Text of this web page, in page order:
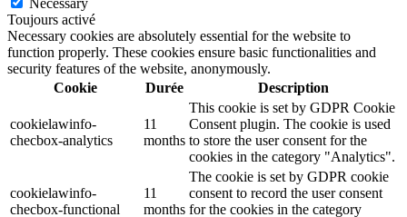
Toujours activé
Necessary cookies are absolutely essential for the website to
function properly. These cookies ensure basic functionalities and
security features of the website, anonymously.
Cookie
Durée Description
cookielawinfo-
checbox-analytics
11
months
This cookie is set by GDPR Cookie
Consent plugin. The cookie is used
to store the user consent for the
cookies in the category "Analytics".
cookielawinfo-
checbox-functional
11
months
The cookie is set by GDPR cookie
consent to record the user consent
for the cookies in the category